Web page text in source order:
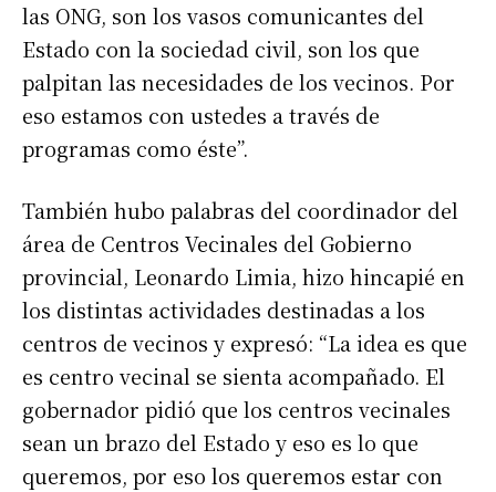
las ONG, son los vasos comunicantes del
Estado con la sociedad civil, son los que
palpitan las necesidades de los vecinos. Por
eso estamos con ustedes a través de
programas como éste”.
También hubo palabras del coordinador del
área de Centros Vecinales del Gobierno
provincial, Leonardo Limia, hizo hincapié en
los distintas actividades destinadas a los
centros de vecinos y expresó: “La idea es que
es centro vecinal se sienta acompañado. El
gobernador pidió que los centros vecinales
sean un brazo del Estado y eso es lo que
queremos, por eso los queremos estar con